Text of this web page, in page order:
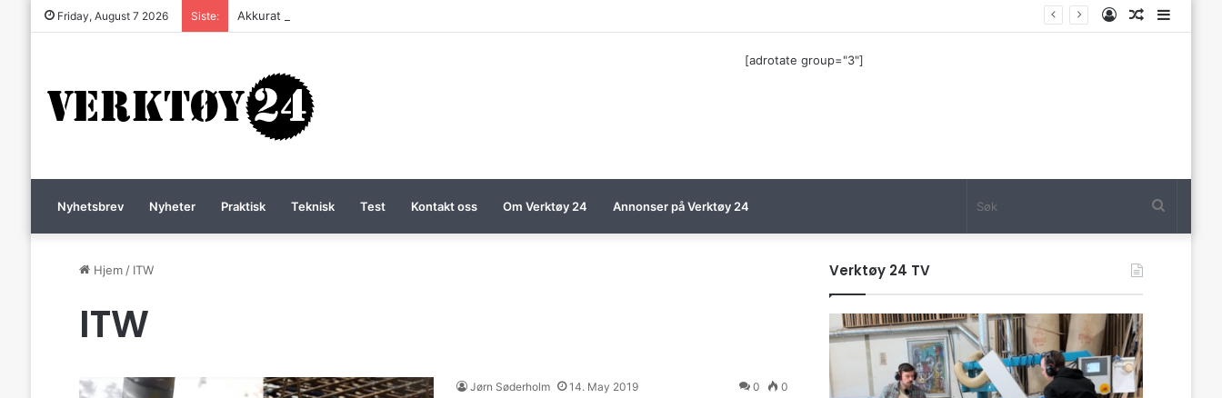
Friday, August 7 2026 Siste: Akkurat nå er batteri-bordsaga til Festool billigere Sidebar
Tilfeldig
Log
[adrotate group="3"]
Nyhetsbrev Nyheter Praktisk Teknisk Test Kontakt oss Om Verktøy 24 Annonser på Verktøy 24
Hjem / ITW
ITW
Jørn Søderholm 14. May 2019 0 0
Verktøy 24 TV